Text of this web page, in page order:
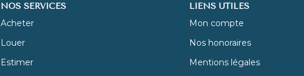
NOS SERVICES
Acheter
Louer
Estimer
LIENS UTILES
Mon compte
Nos honoraires
Mentions légales